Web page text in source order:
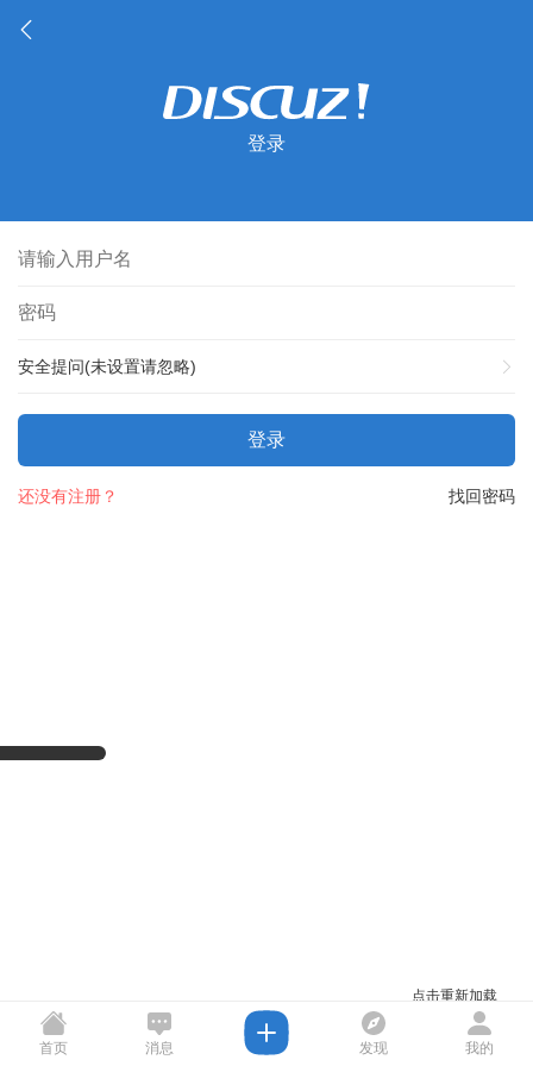
登录
安全提问(未设置请忽略)
登录
找回密码
还没有注册？
点击重新加载
首页 消息 发现 我的